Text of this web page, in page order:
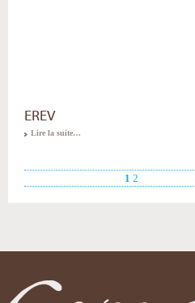
EREV
Lire la suite…
1 2